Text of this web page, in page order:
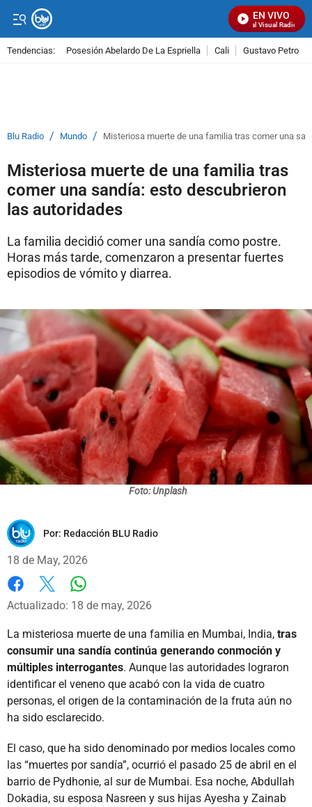
EN VIVO
Señal Visual Radio
Tendencias: Posesión Abelardo De La Espriella Cali Gustavo Petro
Blu Radio / Mundo / Misteriosa muerte de una familia tras comer una
Misteriosa muerte de una familia tras
comer una sandía: esto descubrieron
las autoridades
La familia decidió comer una sandía como postre.
Horas más tarde, comenzaron a presentar fuertes
episodios de vómito y diarrea.
Foto: Unplash
Por: Redacción BLU Radio
18 de May, 2026
Facebook
X
Actualizado: 18 de may, 2026
La misteriosa muerte de una familia en Mumbai, India, tras
consumir una sandía continúa generando conmoción y
múltiples interrogantes. Aunque las autoridades lograron
identificar el veneno que acabó con la vida de cuatro
personas, el origen de la contaminación de la fruta aún no
ha sido esclarecido.
El caso, que ha sido denominado por medios locales como
las “muertes por sandía”, ocurrió el pasado 25 de abril en el
barrio de Pydhonie, al sur de Mumbai. Esa noche, Abdullah
Dokadia, su esposa Nasreen y sus hijas Ayesha y Zainab